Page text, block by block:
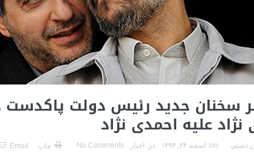
سخنان جدید رئیس دولت پاکدست
علیه احمدی نژاد
دشتی on: اسفند ۲۴, ۱۳۹۴ در: اخبار No Comments چاپ Email